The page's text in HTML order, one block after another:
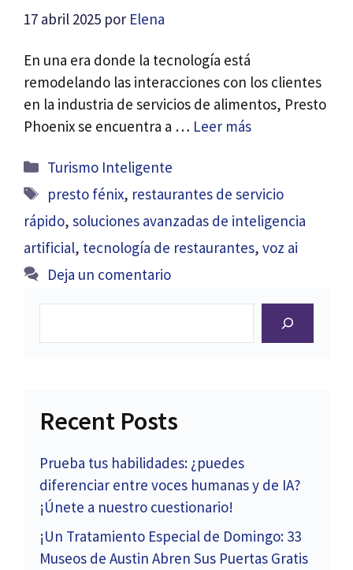
17 abril 2025 por Elena
En una era donde la tecnología está
remodelando las interacciones con los clientes
en la industria de servicios de alimentos, Presto
Phoenix se encuentra a … Leer más
Categorías
Turismo Inteligente
Etiquetas
presto fénix, restaurantes de servicio
rápido, soluciones avanzadas de inteligencia
artificial, tecnología de restaurantes, voz ai
Deja un comentario
Recent Posts
Prueba tus habilidades: ¿puedes
diferenciar entre voces humanas y de IA?
¡Únete a nuestro cuestionario!
¡Un Tratamiento Especial de Domingo: 33
Museos de Austin Abren Sus Puertas Gratis